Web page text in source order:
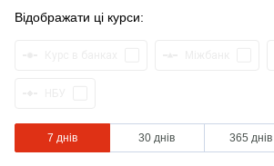
Відображати ці курси:
7 днів 30 днів 365 днів